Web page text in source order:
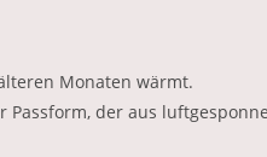
Monaten wärmt.
der aus